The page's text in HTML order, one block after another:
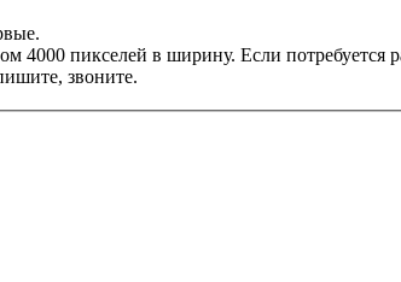
4000 пикселей в ширину. Если потребуется
звоните.